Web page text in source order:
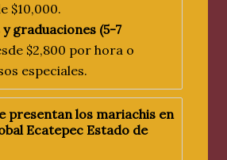
$10,000.
graduaciones (5-7
$2,800 por hora o
especiales.
presentan los mariachis en
Ecatepec Estado de